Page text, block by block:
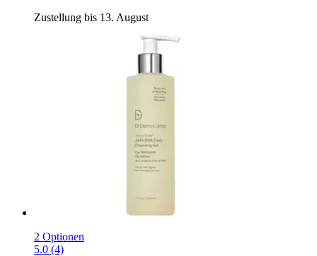
Zustellung bis 13. August
2 Optionen
5.0 (4)